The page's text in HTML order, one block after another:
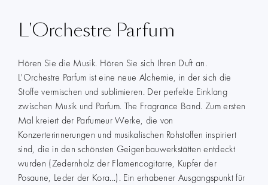
L'Orchestre Parfum
Hören Sie die Musik. Hören Sie sich Ihren Duft an.
L'Orchestre Parfum ist eine neue Alchemie, in der sich die
Stoffe vermischen und sublimieren. Der perfekte Einklang
zwischen Musik und Parfum. The Fragrance Band. Zum ersten
Mal kreiert der Parfumeur Werke, die von
Konzerterinnerungen und musikalischen Rohstoffen inspiriert
sind, die in den schönsten Geigenbauwerkstätten entdeckt
wurden (Zedernholz der Flamencogitarre, Kupfer der
Posaune, Leder der Kora...). Ein erhabener Ausgangspunkt für